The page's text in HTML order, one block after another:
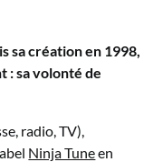
sa création en 1998,
: sa volonté de
radio, TV),
Ninja Tuneen